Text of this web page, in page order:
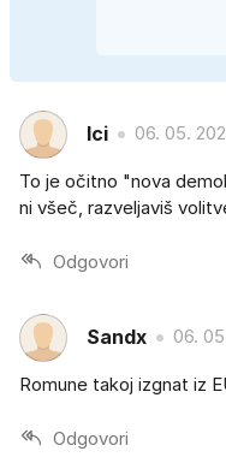
Ici 06. 05.
To je očitno "nova
ni všeč, razveljaviš
Odgovori
Sandx 06.
Romune takoj izgnat iz
Odgovori